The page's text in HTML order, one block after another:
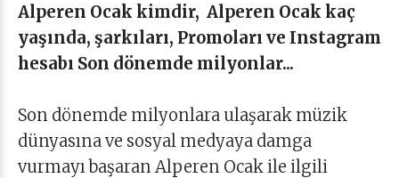
Alperen Ocak kimdir, Alperen Ocak kaç
yaşında, şarkıları, Promoları ve Instagram
hesabı Son dönemde milyonlar...
Son dönemde milyonlara ulaşarak müzik
dünyasına ve sosyal medyaya damga
vurmayı başaran Alperen Ocak ile ilgili